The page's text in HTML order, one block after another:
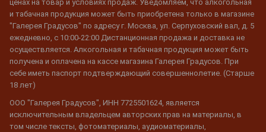
ценах на товар и условиях продаж. Уведомляем, что алкогольная
и табачная продукция может быть приобретена только в магазине
"Галерея Градусов" по адресу г. Москва, ул. Серпуховский вал, д. 5
ежедневно, с 10:00-22:00 Дистанционная продажа и доставка не
осуществляется. Алкогольная и табачная продукция может быть
получена и оплачена на кассе магазина Галерея Градусов. При
себе иметь паспорт подтверждающий совершеннолетие. (Старше
18 лет)
ООО "Галерея Градусов", ИНН 7725501624, является
исключительным владельцем авторских прав на материалы, в
том числе тексты, фотоматериалы, аудиоматериалы,